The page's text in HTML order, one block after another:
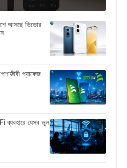
আসছে ভিভোর
প্যাকেজ
ব্যবহারে যেসব ভুল